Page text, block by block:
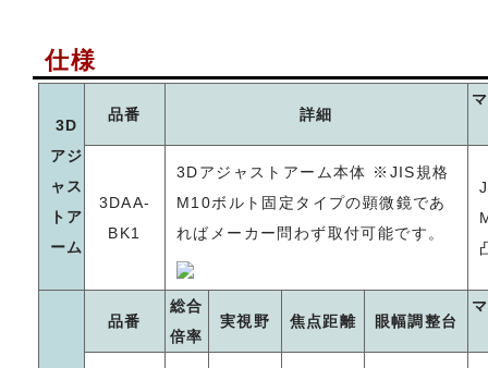
仕様
3D
アジ
ャス
トア
ーム
品番 詳細
3DAA-
BK1
3Dアジャストアーム本体 ※JIS規格
M10ボルト固定タイプの顕微鏡であ
ればメーカー問わず取付可能です。
品番
総合
倍率
実視野 焦点距離 眼幅調整台